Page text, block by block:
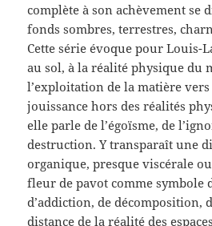
complète à son achèvement se
fonds sombres, terrestres,
Cette série évoque pour Louis-
au sol, à la réalité physique du
l’exploitation de la matière
jouissance hors des réalités
elle parle de l’égoïsme, de
destruction. Y transparaît une
organique, presque viscérale
fleur de pavot comme symbole
d’addiction, de décomposition,
distance de la réalité des